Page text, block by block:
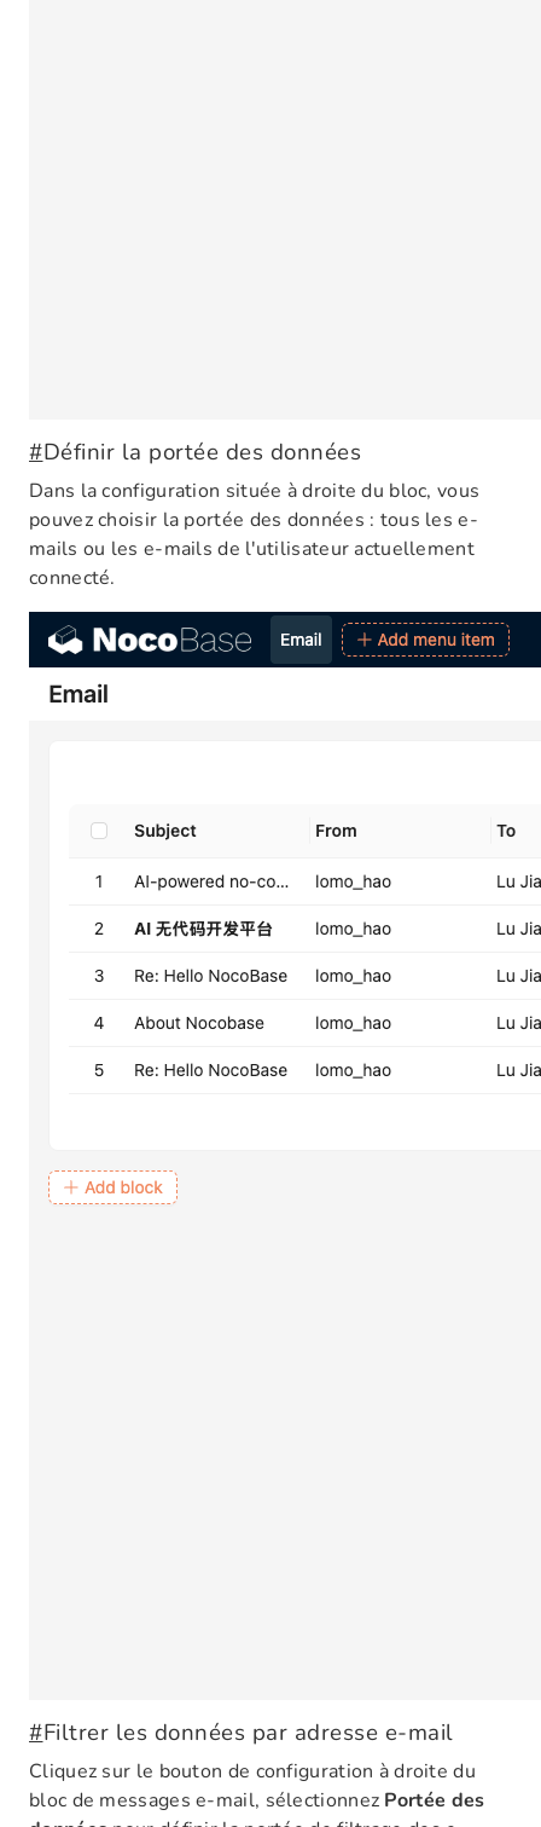
#Définir la portée des données
Dans la configuration située à droite du bloc, vous
pouvez choisir la portée des données : tous les e-
mails ou les e-mails de l'utilisateur actuellement
connecté.
#Filtrer les données par adresse e-mail
Cliquez sur le bouton de configuration à droite du
bloc de messages e-mail, sélectionnez Portée des